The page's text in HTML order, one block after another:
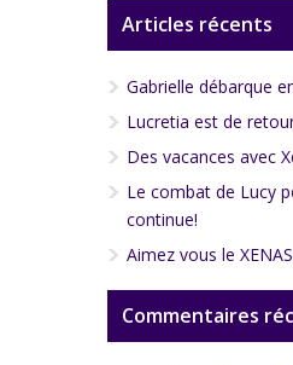
Articles récents
Gabrielle débarque
Lucretia est de
Des vacances avec
Le combat de Lucy
continue!
Aimez vous le
Commentaires